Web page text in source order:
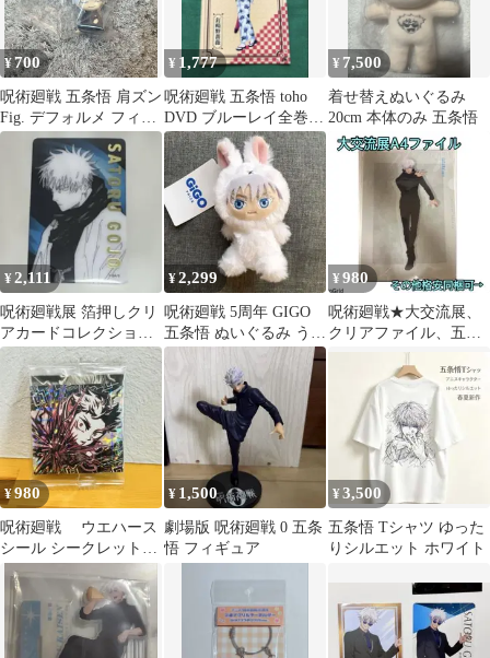
¥700
呪術廻戦 五条悟 肩ズン
Fig. デフォルメ フィギ
ュア
¥ 1,777
呪術廻戦 五条悟 toho
DVD ブルーレイ全巻
特典 和装 ポストカード
¥ 7,500
着せ替えぬいぐるみ
20cm 本体のみ 五条悟
¥2,111
呪術廻戦展 箔押しクリ
アカードコレクション
五条悟 当主
¥2,299
呪術廻戦 5周年 GIGO
五条悟 ぬいぐるみ うさ
ぎ
¥ 980
呪術廻戦★大交流展、
クリアファイル、五条
悟
¥980
呪術廻戦 ウエハース
シール シークレット2
枚セット 五条悟 虎杖
悠仁
¥ 1,500
劇場版 呪術廻戦 0 五条
悟 フィギュア
¥3,500
五条悟 Tシャツ ゆった
りシルエット ホワイト